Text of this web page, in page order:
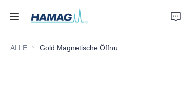
ALLE
Startseite